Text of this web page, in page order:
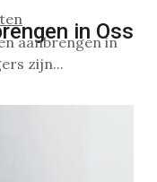
in Oss
aanbrengen in
zijn...